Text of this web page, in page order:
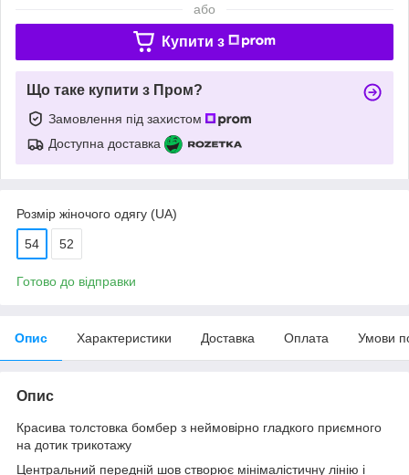
або
Купити з
Що таке купити з Пром?
Замовлення під захистом
Доступна доставка
Розмір жіночого одягу (UA)
54 52
Готово до відправки
Опис Характеристики Доставка Оплата Умови
Опис
Красива толстовка бомбер з неймовірно гладкого приємного
на дотик трикотажу
Центральний передній шов створює мінімалістичну лінію і